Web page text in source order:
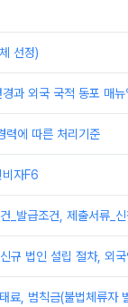
선정)
과 외국 국적 동포 매
력에 따른 처리기준
비자F6
_발급조건, 제출서류_
규 법인 설립 절차, 외
료, 범칙금(불법체류자